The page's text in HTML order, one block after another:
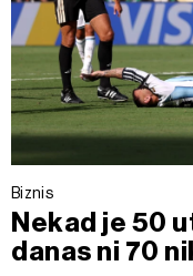
Biznis
Nekad je 50
danas ni 70